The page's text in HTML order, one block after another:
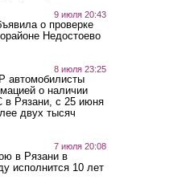
9 июля 20:43
о проверке
Недостоево
8 июля 23:25
автомобилисты
о наличии
в Рязани, с 25 июня
двух тысяч
7 июля 20:08
в Рязани в
исполнится 10 лет